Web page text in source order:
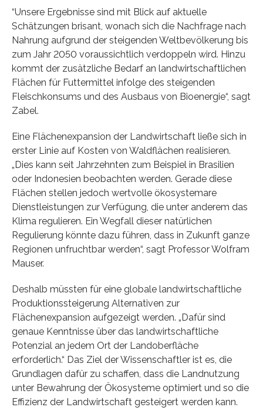
“Unsere Ergebnisse sind mit Blick auf aktuelle
Schätzungen brisant, wonach sich die Nachfrage nach
Nahrung aufgrund der steigenden Weltbevölkerung bis
zum Jahr 2050 voraussichtlich verdoppeln wird. Hinzu
kommt der zusätzliche Bedarf an landwirtschaftlichen
Flächen für Futtermittel infolge des steigenden
Fleischkonsums und des Ausbaus von Bioenergie“, sagt
Zabel.
Eine Flächenexpansion der Landwirtschaft ließe sich in
erster Linie auf Kosten von Waldflächen realisieren.
„Dies kann seit Jahrzehnten zum Beispiel in Brasilien
oder Indonesien beobachten werden. Gerade diese
Flächen stellen jedoch wertvolle ökosystemare
Dienstleistungen zur Verfügung, die unter anderem das
Klima regulieren. Ein Wegfall dieser natürlichen
Regulierung könnte dazu führen, dass in Zukunft ganze
Regionen unfruchtbar werden“, sagt Professor Wolfram
Mauser.
Deshalb müssten für eine globale landwirtschaftliche
Produktionssteigerung Alternativen zur
Flächenexpansion aufgezeigt werden. „Dafür sind
genaue Kenntnisse über das landwirtschaftliche
Potenzial an jedem Ort der Landoberfläche
erforderlich.“ Das Ziel der Wissenschaftler ist es, die
Grundlagen dafür zu schaffen, dass die Landnutzung
unter Bewahrung der Ökosysteme optimiert und so die
Effizienz der Landwirtschaft gesteigert werden kann.